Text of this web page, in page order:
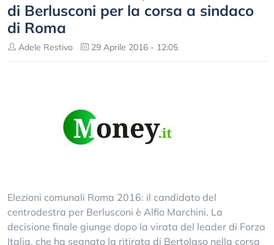
di Berlusconi per la corsa a sindaco
di Roma
Adele Restivo 29 Aprile 2016 - 12:05
Elezioni comunali Roma 2016: il candidato del
centrodestra per Berlusconi è Alfio Marchini. La
decisione finale giunge dopo la virata del leader di Forza
Italia, che ha segnato la ritirata di Bertolaso nella corsa